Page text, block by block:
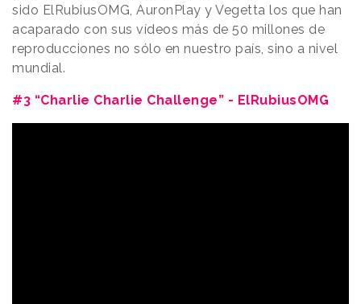
sido ElRubiusOMG, AuronPlay y Vegetta los que han
acaparado con sus vídeos más de 50 millones de
reproducciones no sólo en nuestro país, sino a nivel
mundial.
#3 “Charlie Charlie Challenge” - ElRubiusOMG